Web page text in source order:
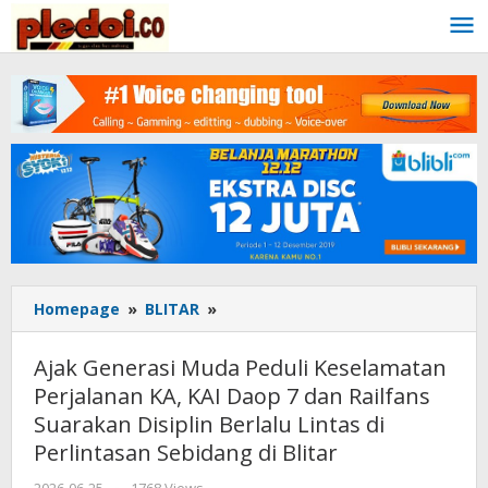
content
Homepage » BLITAR »
Generasi
Muda
Peduli
Keselamatan
Perjalanan
KA,
KAI
Ajak Generasi Muda Peduli Keselamatan
Perjalanan KA, KAI Daop 7 dan Railfans
Suarakan Disiplin Berlalu Lintas di
Perlintasan Sebidang di Blitar